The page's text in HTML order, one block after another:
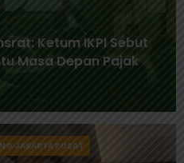
Ketum IKPI Sebut
Masa Depan Pajak
JAKARTA PUSAT